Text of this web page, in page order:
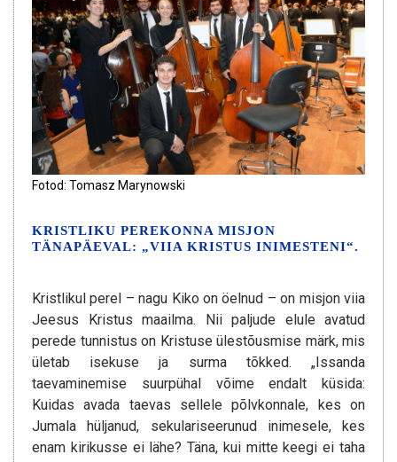
Fotod: Tomasz Marynowski
KRISTLIKU PEREKONNA MISJON
TÄNAPÄEVAL: „VIIA KRISTUS INIMESTENI“.
Kristlikul perel – nagu Kiko on öelnud – on misjon viia
Jeesus Kristus maailma. Nii paljude elule avatud
perede tunnistus on Kristuse ülestõusmise märk, mis
ületab isekuse ja surma tõkked. „Issanda
taevaminemise suurpühal võime endalt küsida:
Kuidas avada taevas sellele põlvkonnale, kes on
Jumala hüljanud, sekulariseerunud inimesele, kes
enam kirikusse ei lähe? Täna, kui mitte keegi ei taha